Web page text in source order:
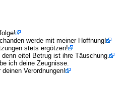
werde mit meiner Hoffnung!
stets ergötzen!
eitel Betrug ist ihre Täuschung.
ich deine Zeugnisse.
Verordnungen!